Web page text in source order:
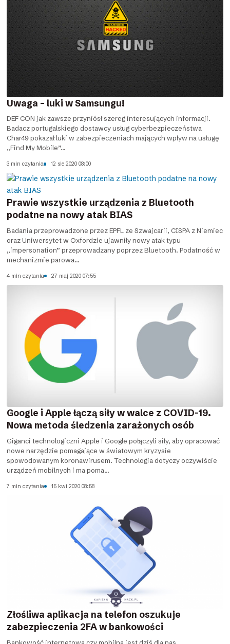
Uwaga – luki w Samsungu!
DEF CON jak zawsze przyniósł szereg interesujących informacji.
Badacz portugalskiego dostawcy usług cyberbezpieczeństwa
Char49 pokazał luki w zabezpieczeniach mających wpływ na usługę
„Find My Mobile”...
3 min czytania 12 sie 2020 08:00
Prawie wszystkie urządzenia z Bluetooth
podatne na nowy atak BIAS
Badania przeprowadzone przez EPFL ze Szwajcarii, CISPA z Niemiec
oraz Uniwersytet w Oxfordzie ujawniły nowy atak typu
„impersonation” przeprowadzany poprzez Bluetooth. Podatność w
mechanizmie parowa...
4 min czytania 27 maj 2020 07:55
Google i Apple łączą siły w walce z COVID-19.
Nowa metoda śledzenia zarażonych osób
Giganci technologiczni Apple i Google połączyli siły, aby opracować
nowe narzędzie pomagające w światowym kryzysie
spowodowanym koronawirusem. Technologia dotyczy oczywiście
urządzeń mobilnych i ma poma...
7 min czytania 15 kwi 2020 08:58
Złośliwa aplikacja na telefon oszukuje
zabezpieczenia 2FA w bankowości